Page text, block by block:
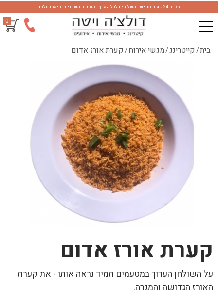
הזמנות 24 שעות מראש | משלוחים לכל הארץ במחירים משתנים בתיאום טלפוני
0
בית/קייטרינג/מגשי אירוח/קערת אורז אדום
קערת אורז אדום
על השולחן הערוך במטעמים תמיד נראה אותו - את קערת
האורז הגדושה והמגרה.